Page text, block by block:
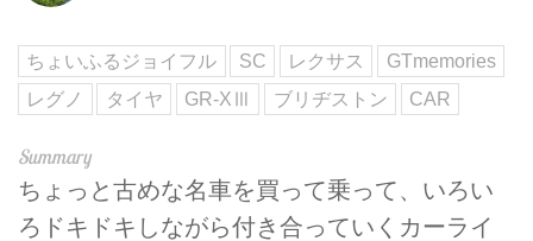
ちょいふるジョイフル SC レクサス
GTmemories
レグノ
タイヤ GR-XⅢ ブリヂストン CAR
ちょっと古めな名車を買って乗って、いろい
ろドキドキしながら付き合っていくカーライ